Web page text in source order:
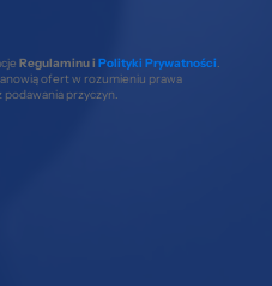
Regulaminu i Polityki Prywatności
ofert w rozumieniu prawa
przyczyn.